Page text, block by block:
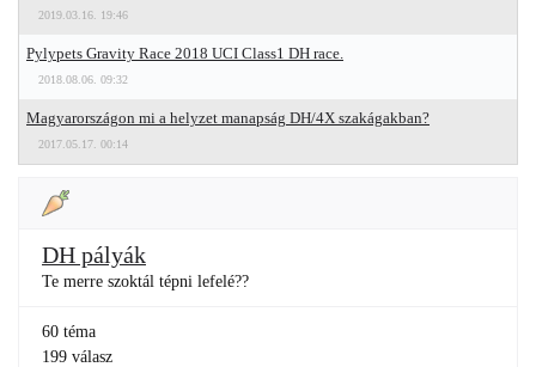
2019.03.16. 19:46
Pylypets Gravity Race 2018 UCI Class1 DH race.
2018.08.06. 09:32
Magyarországon mi a helyzet manapság DH/4X szakágakban?
2017.05.17. 00:14
DH pályák
Te merre szoktál tépni lefelé??
60 téma
199 válasz